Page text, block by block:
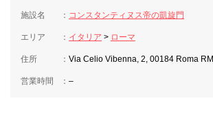
施設名 コンスタンティヌス帝の凱旋門
エリア イタリア > ローマ
住所 Via Celio Vibenna, 2, 00184 Roma RM
営業時間 –